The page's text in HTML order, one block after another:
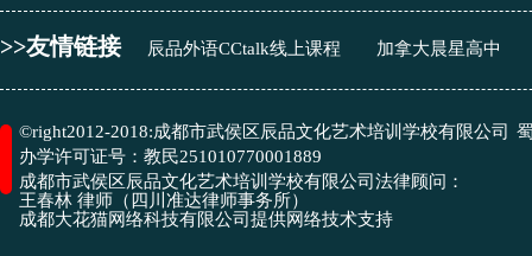
>>友情链接 辰品外语CCtalk线上课程 加拿大晨星高中
©right2012-2018:成都市武侯区辰品文化艺术培训学校有限公司
办学许可证号： 教民251010770001889
成都市武侯区辰品文化艺术培训学校有限公司法律顾问：
王春林 律师（四川准达律师事务所）
​成都大花猫网络科技有限公司 提供网络技术支持